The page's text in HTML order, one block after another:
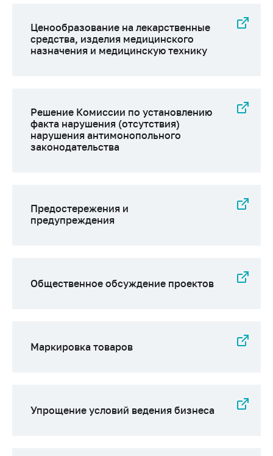
Сообщить о росте
цен на лекарства и
Адрес и режим
работы
Приемная
Пресс-служба
Важное на сайте
на лекарственные
технику
Ценообразование на лекарственные
средства, изделия медицинского
назначения и медицинскую технику
Решение Комиссии по установлению
факта нарушения (отсутствия)
нарушения антимонопольного
законодательства
Предостережения и
предупреждения
Общественное обсуждение проектов
Маркировка товаров
Упрощение условий ведения бизнеса